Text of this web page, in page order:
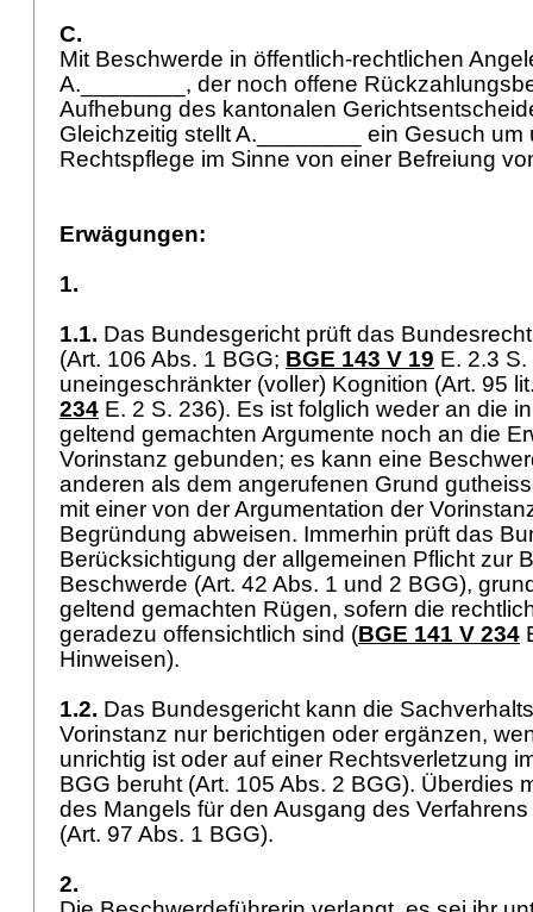
C.
Mit Beschwerde in öffentlich-rechtlichen
A.________, der noch offene
Aufhebung des kantonalen
Gleichzeitig stellt A.________ ein Gesuch um
Rechtspflege im Sinne von einer Befreiung
Erwägungen:
1.
1.1. Das Bundesgericht prüft das
(Art. 106 Abs. 1 BGG; BGE 143 V 19 E. 2.3
uneingeschränkter (voller) Kognition (Art. 95
234 E. 2 S. 236). Es ist folglich weder an die
geltend gemachten Argumente noch an die
Vorinstanz gebunden; es kann eine
anderen als dem angerufenen Grund
mit einer von der Argumentation der
Begründung abweisen. Immerhin prüft das
Berücksichtigung der allgemeinen Pflicht zur
Beschwerde (Art. 42 Abs. 1 und 2 BGG),
geltend gemachten Rügen, sofern die
geradezu offensichtlich sind (BGE 141 V 234
Hinweisen).
1.2. Das Bundesgericht kann die
Vorinstanz nur berichtigen oder ergänzen,
unrichtig ist oder auf einer Rechtsverletzung
BGG beruht (Art. 105 Abs. 2 BGG). Überdies
des Mangels für den Ausgang des
(Art. 97 Abs. 1 BGG).
2.